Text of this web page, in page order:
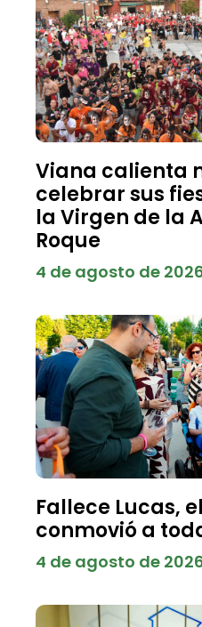
Viana calienta
celebrar sus
la Virgen de la
Roque
4 de agosto de
Fallece Lucas,
conmovió a
4 de agosto de